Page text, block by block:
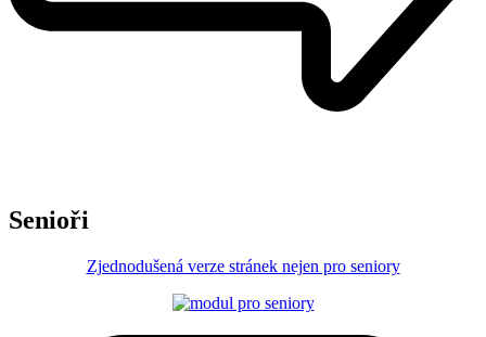
Senioři
Zjednodušená verze stránek nejen pro seniory